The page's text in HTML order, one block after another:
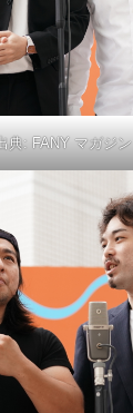
典: FANY マガジン